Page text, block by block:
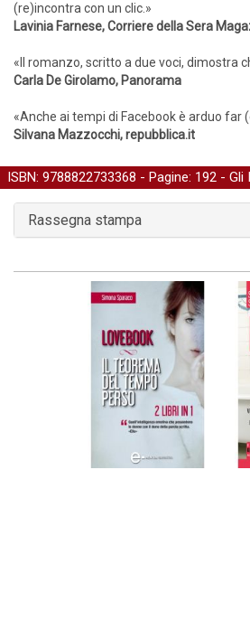
(re)incontra con un clic.»
Lavinia Farnese, Corriere della Sera
«Il romanzo, scritto a due voci, dimostra
Carla De Girolamo, Panorama
«Anche ai tempi di Facebook è arduo far
Silvana Mazzocchi, repubblica.it
ISBN: 9788822733368 - Pagine: 192 - Gli
Rassegna stampa